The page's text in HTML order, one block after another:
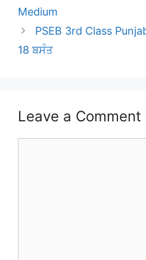
Medium
PSEB 3rd Class
18 ਬਸੰਤ
Leave a Comment